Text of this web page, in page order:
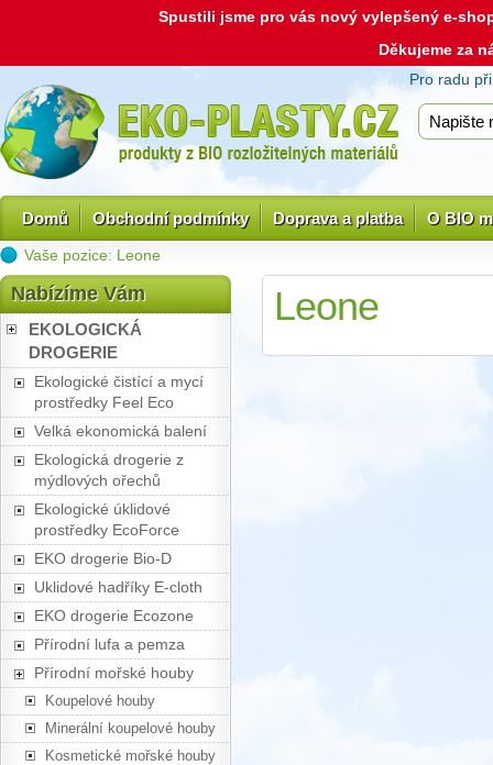
Spustili jsme pro vás nový vylepšený e-
Děkujeme za
Pro radu
Domů Obchodní podmínky Doprava a platba O BIO
Vaše pozice: Leone
Nabízíme Vám
EKOLOGICKÁ
DROGERIE
Ekologické čistící a mycí
prostředky Feel Eco
Velká ekonomická balení
Ekologická drogerie z
mýdlových ořechů
Ekologické úklidové
prostředky EcoForce
EKO drogerie Bio-D
Uklidové hadříky E-cloth
EKO drogerie Ecozone
Přírodní lufa a pemza
Přírodní mořské houby
Koupelové houby
Minerální koupelové houby
Kosmetické mořské houby
Leone